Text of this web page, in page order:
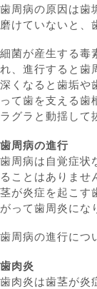
歯周病の原因は歯
磨けていないと、
細菌が産生する毒
れ、進行すると歯
深くなると歯垢や
って歯を支える歯
ラグラと動揺して
歯周病の進行
歯周病は自覚症状
ることはありませ
茎が炎症を起こす
がって歯周炎にな
歯周病の進行につ
歯肉炎
歯肉炎は歯茎が炎